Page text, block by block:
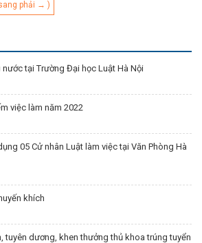
phải → )
tại Trường Đại học Luật Hà Nội
việc làm năm 2022
05 Cử nhân Luật làm việc tại Văn Phòng Hà
khích
tuyên dương, khen thưởng thủ khoa trúng tuyển